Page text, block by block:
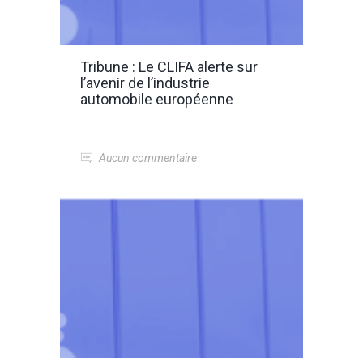
Tribune : Le CLIFA alerte sur
l’avenir de l’industrie
automobile européenne
Aucun commentaire